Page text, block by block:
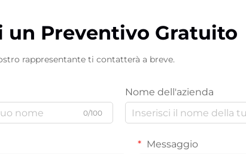
un Preventivo Gratuito
rappresentante ti contatterà a breve.
0/100
Nome dell'azienda
Messaggio